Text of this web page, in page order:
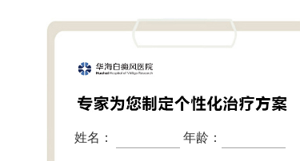
姓名： 年龄：